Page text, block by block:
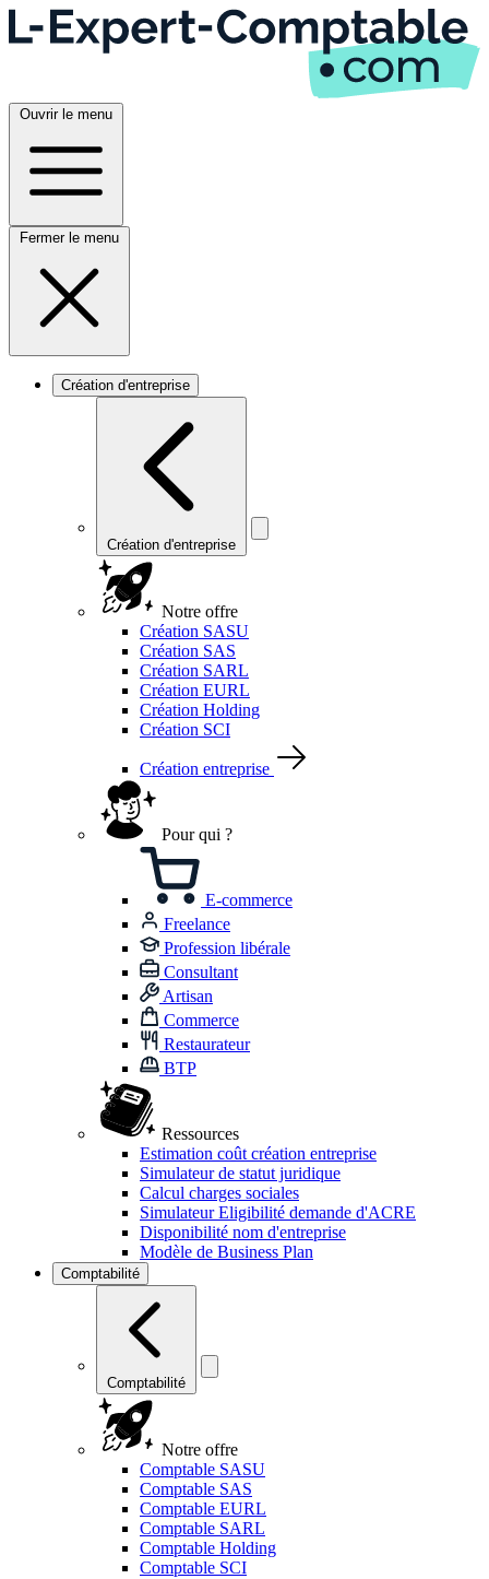
Ouvrir le menu
Fermer le menu
Création d'entreprise
Création d'entreprise
Notre offre
Création SASU
Création SAS
Création SARL
Création EURL
Création Holding
Création SCI
Création entreprise
Pour qui ?
E-commerce
Freelance
Profession libérale
Consultant
Artisan
Commerce
Restaurateur
BTP
Ressources
Estimation coût création entreprise
Simulateur de statut juridique
Calcul charges sociales
Simulateur Eligibilité demande d'ACRE
Disponibilité nom d'entreprise
Modèle de Business Plan
Comptabilité
Comptabilité
Notre offre
Comptable SASU
Comptable SAS
Comptable EURL
Comptable SARL
Comptable Holding
Comptable SCI